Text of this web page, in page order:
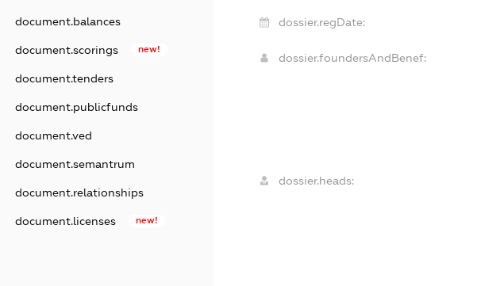
document.balances
document.scorings new!
document.tenders
document.publicfunds
document.ved
document.semantrum
document.relationships
document.licenses new!
dossier.regDate:
dossier.foundersAndBenef:
dossier.heads: